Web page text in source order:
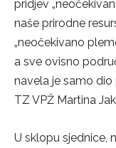
pridjev
naše prirodne
„neočekivano
a sve ovisno
navela je samo
TZ VPŽ Martina
U sklopu sjednice,